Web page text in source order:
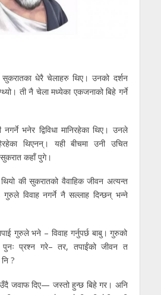
सुकरातका धेरै चेलाहरु थिए। उनको दर्शन
ती नै चेला मध्येका एकजनाको बिहे गर्ने
भनेर द्विविधा मानिरहेका थिए। उनले
थिएनन्। यही बीचमा उनी उचित
कहाँ पुगे।
की सुकरातको वैवाहिक जीवन अत्यन्त
विवाह नगर्ने नै सल्लाह दिन्छन् भन्ने
गुरुले भने – विवाह गर्नुपर्छ बाबु। गुरुको
प्रश्न गरे– तर, तपाईंको जीवन त
?
जवाफ दिए— जस्तो हुन्छ बिहे गर। अनि